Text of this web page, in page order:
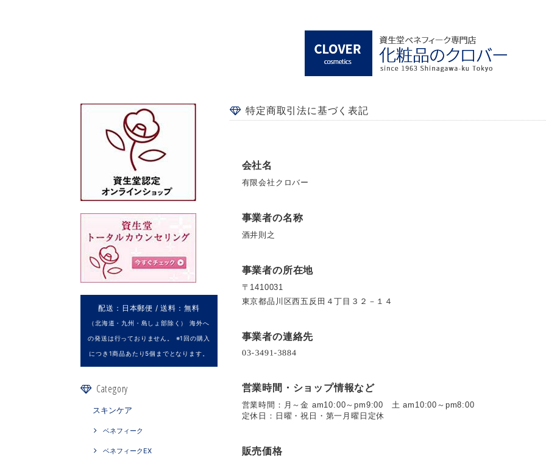
配送：日本郵便 / 送料：無料
（北海道・九州・島しょ部除く） 海外へ
の発送は行っておりません。 ※1回の購入
につき1商品あたり5個までとなります。
Category
スキンケア
ベネフィーク
ベネフィークEX
特定商取引法に基づく表記
会社名
有限会社クロバー
事業者の名称
酒井則之
事業者の所在地
〒1410031
東京都品川区西五反田４丁目３２－１４
事業者の連絡先
営業時間・ショップ情報など
営業時間：月～金 am10:00～pm9:00 土 am10:00～pm8:00
定休日：日曜・祝日・第一月曜日定休
販売価格